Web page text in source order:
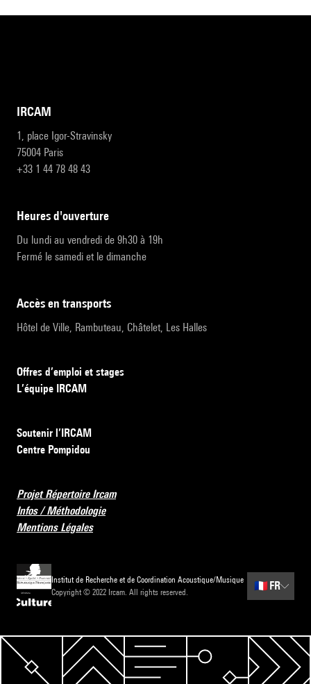
IRCAM
1, place Igor-Stravinsky
75004 Paris
+33 1 44 78 48 43
heures d'ouverture
Du lundi au vendredi de 9h30 à 19h
Fermé le samedi et le dimanche
accès en transports
Hôtel de Ville, Rambuteau, Châtelet, Les Halles
Offres d’emploi et stages
L’équipe IRCAM
Soutenir l’IRCAM
Centre Pompidou
Projet Répertoire Ircam
Infos / Méthodologie
Mentions Légales
Institut de Recherche et de Coordination Acoustique/Musique
Copyright © 2022 Ircam. All rights reserved.
🇫🇷 FR